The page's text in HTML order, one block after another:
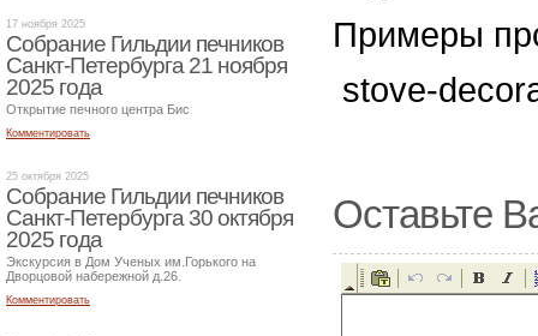
Примеры
stove-
Оставьте
17 ноября 2025
Собрание Гильдии печников
Санкт-Петербурга 21 ноября
2025 года
Открытие печного центра Бис
Комментировать
25 октября 2025
Собрание Гильдии печников
Санкт-Петербурга 30 октября
2025 года
Экскурсия в Дом Ученых им.Горького на
Дворцовой набережной д.26.
Комментировать